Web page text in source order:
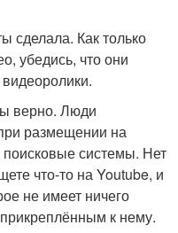
сделала. Как только
убедись, что они
видеоролики.
верно. Люди
размещении на
системы. Нет
что-то на Youtube, и
не имеет ничего
к нему.